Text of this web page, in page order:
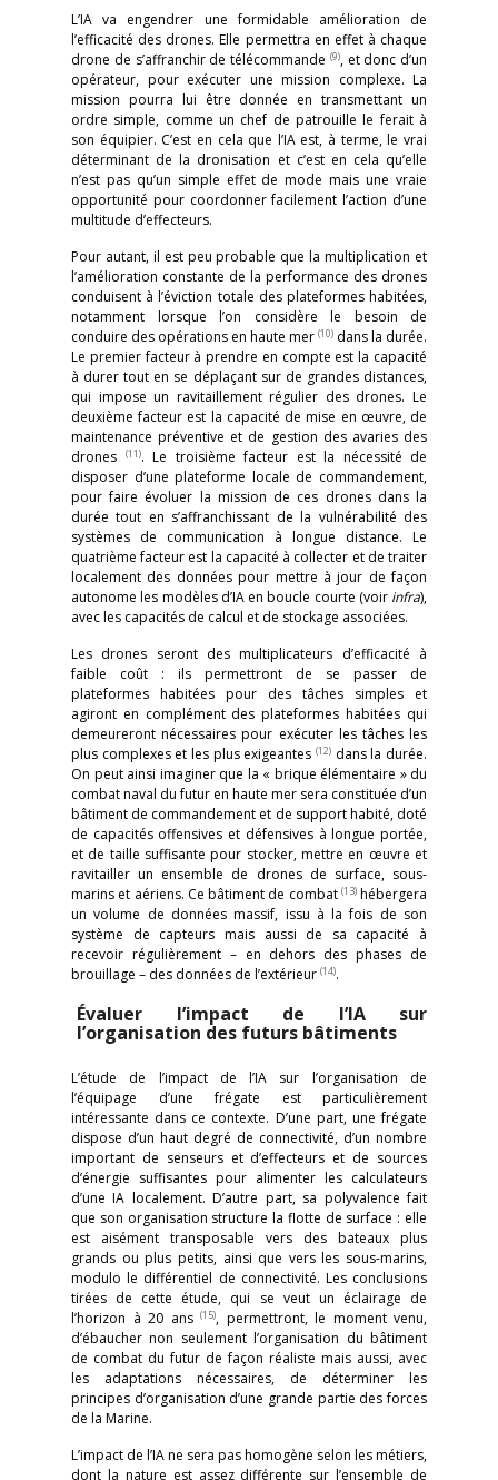
L’IA va engendrer une formidable amélioration de
l’efficacité des drones. Elle permettra en effet à chaque
drone de s’affranchir de télécommande (9), et donc d’un
opérateur, pour exécuter une mission complexe. La
mission pourra lui être donnée en transmettant un
ordre simple, comme un chef de patrouille le ferait à
son équipier. C’est en cela que l’IA est, à terme, le vrai
déterminant de la dronisation et c’est en cela qu’elle
n’est pas qu’un simple effet de mode mais une vraie
opportunité pour coordonner facilement l’action d’une
multitude d’effecteurs.
Pour autant, il est peu probable que la multiplication et
l’amélioration constante de la performance des drones
conduisent à l’éviction totale des plateformes habitées,
notamment lorsque l’on considère le besoin de
conduire des opérations en haute mer (10) dans la durée.
Le premier facteur à prendre en compte est la capacité
à durer tout en se déplaçant sur de grandes distances,
qui impose un ravitaillement régulier des drones. Le
deuxième facteur est la capacité de mise en œuvre, de
maintenance préventive et de gestion des avaries des
drones
(11). Le troisième facteur est la nécessité de
disposer d’une plateforme locale de commandement,
pour faire évoluer la mission de ces drones dans la
durée tout en s’affranchissant de la vulnérabilité des
systèmes de communication à longue distance. Le
quatrième facteur est la capacité à collecter et de traiter
localement des données pour mettre à jour de façon
autonome les modèles d’IA en boucle courte (voir infra),
avec les capacités de calcul et de stockage associées.
Les drones seront des multiplicateurs d’efficacité à
faible coût : ils permettront de se passer de
plateformes habitées pour des tâches simples et
agiront en complément des plateformes habitées qui
demeureront nécessaires pour exécuter les tâches les
plus complexes et les plus exigeantes (12) dans la durée.
On peut ainsi imaginer que la « brique élémentaire » du
combat naval du futur en haute mer sera constituée d’un
bâtiment de commandement et de support habité, doté
de capacités offensives et défensives à longue portée,
et de taille suffisante pour stocker, mettre en œuvre et
ravitailler un ensemble de drones de surface, sous-
marins et aériens. Ce bâtiment de combat (13)hébergera
un volume de données massif, issu à la fois de son
système de capteurs mais aussi de sa capacité à
recevoir régulièrement – en dehors des phases de
brouillage – des données de l’extérieur (14).
Évaluer l’impact de l’IA sur
l’organisation des futurs bâtiments
L’étude de l’impact de l’IA sur l’organisation de
l’équipage d’une frégate est particulièrement
intéressante dans ce contexte. D’une part, une frégate
dispose d’un haut degré de connectivité, d’un nombre
important de senseurs et d’effecteurs et de sources
d’énergie suffisantes pour alimenter les calculateurs
d’une IA localement. D’autre part, sa polyvalence fait
que son organisation structure la flotte de surface : elle
est aisément transposable vers des bateaux plus
grands ou plus petits, ainsi que vers les sous-marins,
modulo le différentiel de connectivité. Les conclusions
tirées de cette étude, qui se veut un éclairage de
l’horizon à 20 ans (15), permettront, le moment venu,
d’ébaucher non seulement l’organisation du bâtiment
de combat du futur de façon réaliste mais aussi, avec
les adaptations nécessaires, de déterminer les
principes d’organisation d’une grande partie des forces
de la Marine.
L’impact de l’IA ne sera pas homogène selon les métiers,
dont la nature est assez différente sur l’ensemble de